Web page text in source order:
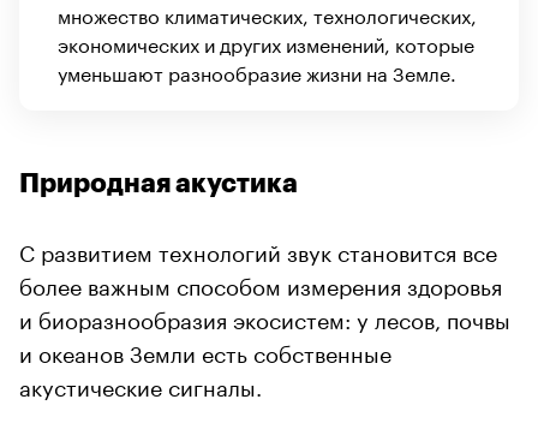
множество климатических, технологических,
экономических и других изменений, которые
уменьшают разнообразие жизни на Земле.
Природная акустика
С развитием технологий звук становится все
более важным способом измерения здоровья
и биоразнообразия экосистем: у лесов, почвы
и океанов Земли есть собственные
акустические сигналы.